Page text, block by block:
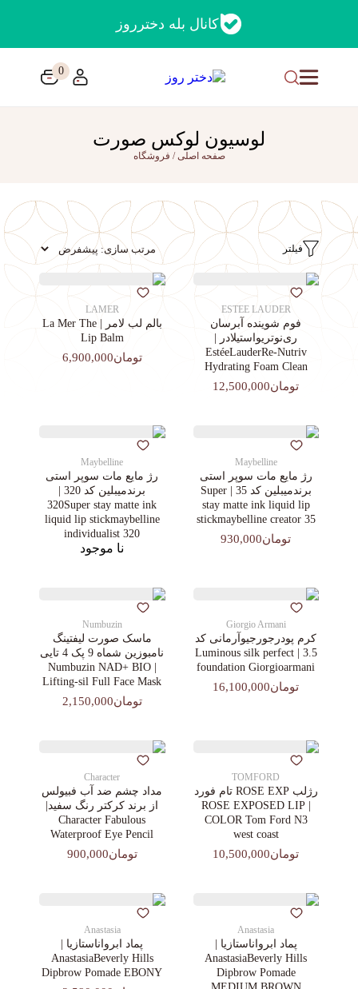
کانال بله دخترروز
0
لوسیون لوکس صورت
صفحه اصلی/ فروشگاه
فیلتر
ESTEE LAUDER
فوم شوینده آبرسان
ری‌نوتریواستیلادر |
EstéeLauderRe-Nutriv
Hydrating Foam Clean
تومان12,500,000
LAMER
بالم لب لامر | La Mer The
Lip Balm
تومان6,900,000
Maybelline
رژ مایع مات سوپر استی‌
برندمیبلین کد 35 | Super
stay matte ink liquid lip
stickmaybelline creator 35
تومان930,000
Maybelline
رژ مایع مات سوپر استی‌
برندمیبلین کد 320 |
320Super stay matte ink
liquid lip stickmaybelline
individualist 320
نا موجود
Giorgio Armani
کرم پودرجورجیوآرمانی کد
3.5 | Luminous silk perfect
foundation Giorgioarmani
تومان16,100,000
Numbuzin
ماسک صورت لیفتینگ
نامبوزین شماه 9 پک 4 تایی
| Numbuzin NAD+ BIO
Lifting-sil Full Face Mask
تومان2,150,000
TOMFORD
رژلب ROSE EXP تام فورد
| ROSE EXPOSED LIP
COLOR Tom Ford N3
west coast
تومان10,500,000
Character
مداد چشم ضد آب فبیولس
از برند کرکتر رنگ سفید|
Character Fabulous
Waterproof Eye Pencil
تومان900,000
Anastasia
پماد ابرواناستازیا |
AnastasiaBeverly Hills
Dipbrow Pomade
Anastasia
پماد ابرواناستازیا |
AnastasiaBeverly Hills
Dipbrow Pomade EBONY